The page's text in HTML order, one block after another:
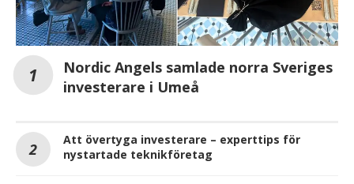
Nordic Angels samlade norra Sveriges
investerare i Umeå
Att övertyga investerare – experttips för
nystartade teknikföretag